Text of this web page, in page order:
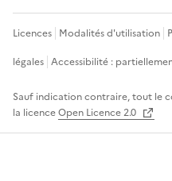
Licences Modalités d'utilisation
légales Accessibilité :
Sauf indication contraire, tout le
la licenceOpen Licence 2.0